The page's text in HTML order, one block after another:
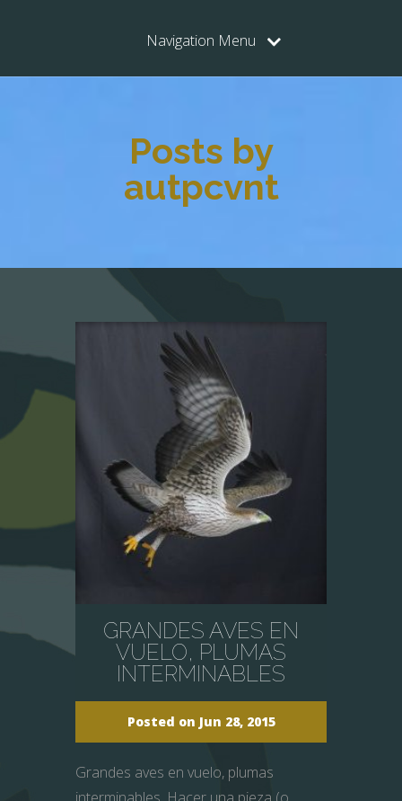
Navigation Menu
Posts by
autpcvnt
GRANDES AVES EN
VUELO, PLUMAS
INTERMINABLES
Posted on Jun 28, 2015
Grandes aves en vuelo, plumas
interminables. Hacer una pieza (o